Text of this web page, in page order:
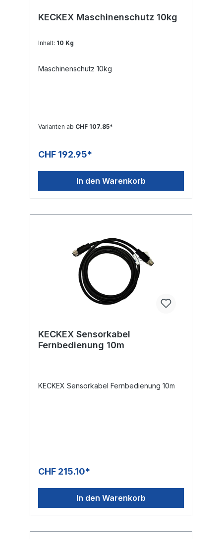
KECKEX Maschinenschutz 10kg
Inhalt: 10 Kg
Maschinenschutz 10kg
Varianten ab CHF 107.85*
CHF 192.95*
In den Warenkorb
KECKEX Sensorkabel
Fernbedienung 10m
KECKEX Sensorkabel Fernbedienung 10m
CHF 215.10*
In den Warenkorb